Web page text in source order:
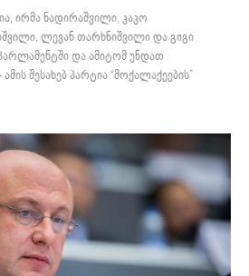
ირმა ნადირაშვილი, კაკო
ლევან თარხნიშვილი და გიგი
და ამიტომ უნდათ
შესახებ პარტია “მოქალაქეების”